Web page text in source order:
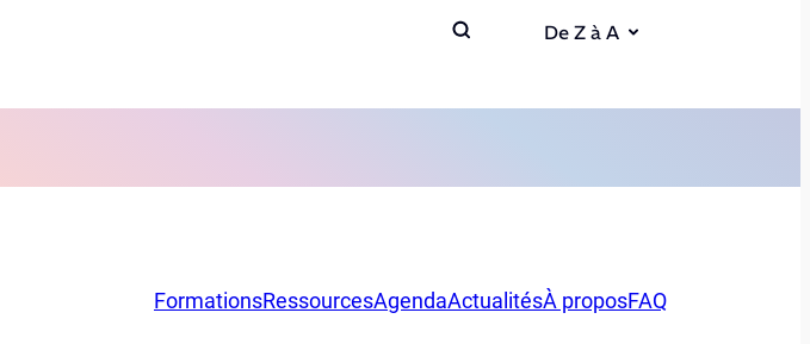
De Z à A
FormationsRessourcesAgendaActualitésÀ proposFAQ